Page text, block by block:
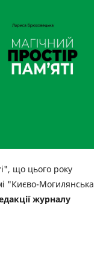
і", що цього року
"Києво-Могилянська
журналу